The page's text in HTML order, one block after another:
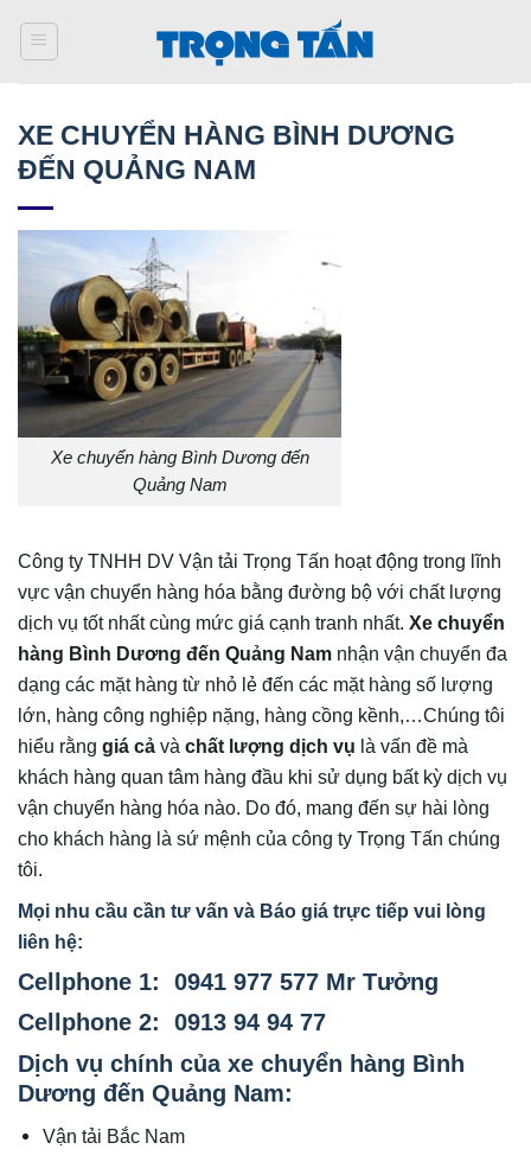
qua
XE CHUYỂN HÀNG BÌNH DƯƠNG
ĐẾN QUẢNG NAM
Xe chuyển hàng Bình Dương đến
Quảng Nam
Công ty TNHH DV Vận tải Trọng Tấn hoạt động trong lĩnh
vực vận chuyển hàng hóa bằng đường bộ với chất lượng
dịch vụ tốt nhất cùng mức giá cạnh tranh nhất. Xe chuyển
hàng Bình Dương đến Quảng Nam nhận vận chuyển đa
dạng các mặt hàng từ nhỏ lẻ đến các mặt hàng số lượng
lớn, hàng công nghiệp nặng, hàng cồng kềnh,…Chúng tôi
hiểu rằng giá cả và chất lượng dịch vụ là vấn đề mà
khách hàng quan tâm hàng đầu khi sử dụng bất kỳ dịch vụ
vận chuyển hàng hóa nào. Do đó, mang đến sự hài lòng
cho khách hàng là sứ mệnh của công ty Trọng Tấn chúng
tôi.
Mọi nhu cầu cần tư vấn và Báo giá trực tiếp vui lòng
liên hệ:
Cellphone 1: 0941 977 577 Mr Tưởng
Cellphone 2: 0913 94 94 77
Dịch vụ chính của xe chuyển hàng Bình
Dương đến Quảng Nam:
Vận tải Bắc Nam